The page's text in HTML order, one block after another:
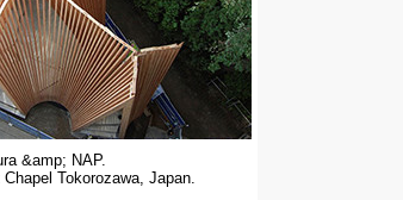
&amp; NAP.
Tokorozawa, Japan.